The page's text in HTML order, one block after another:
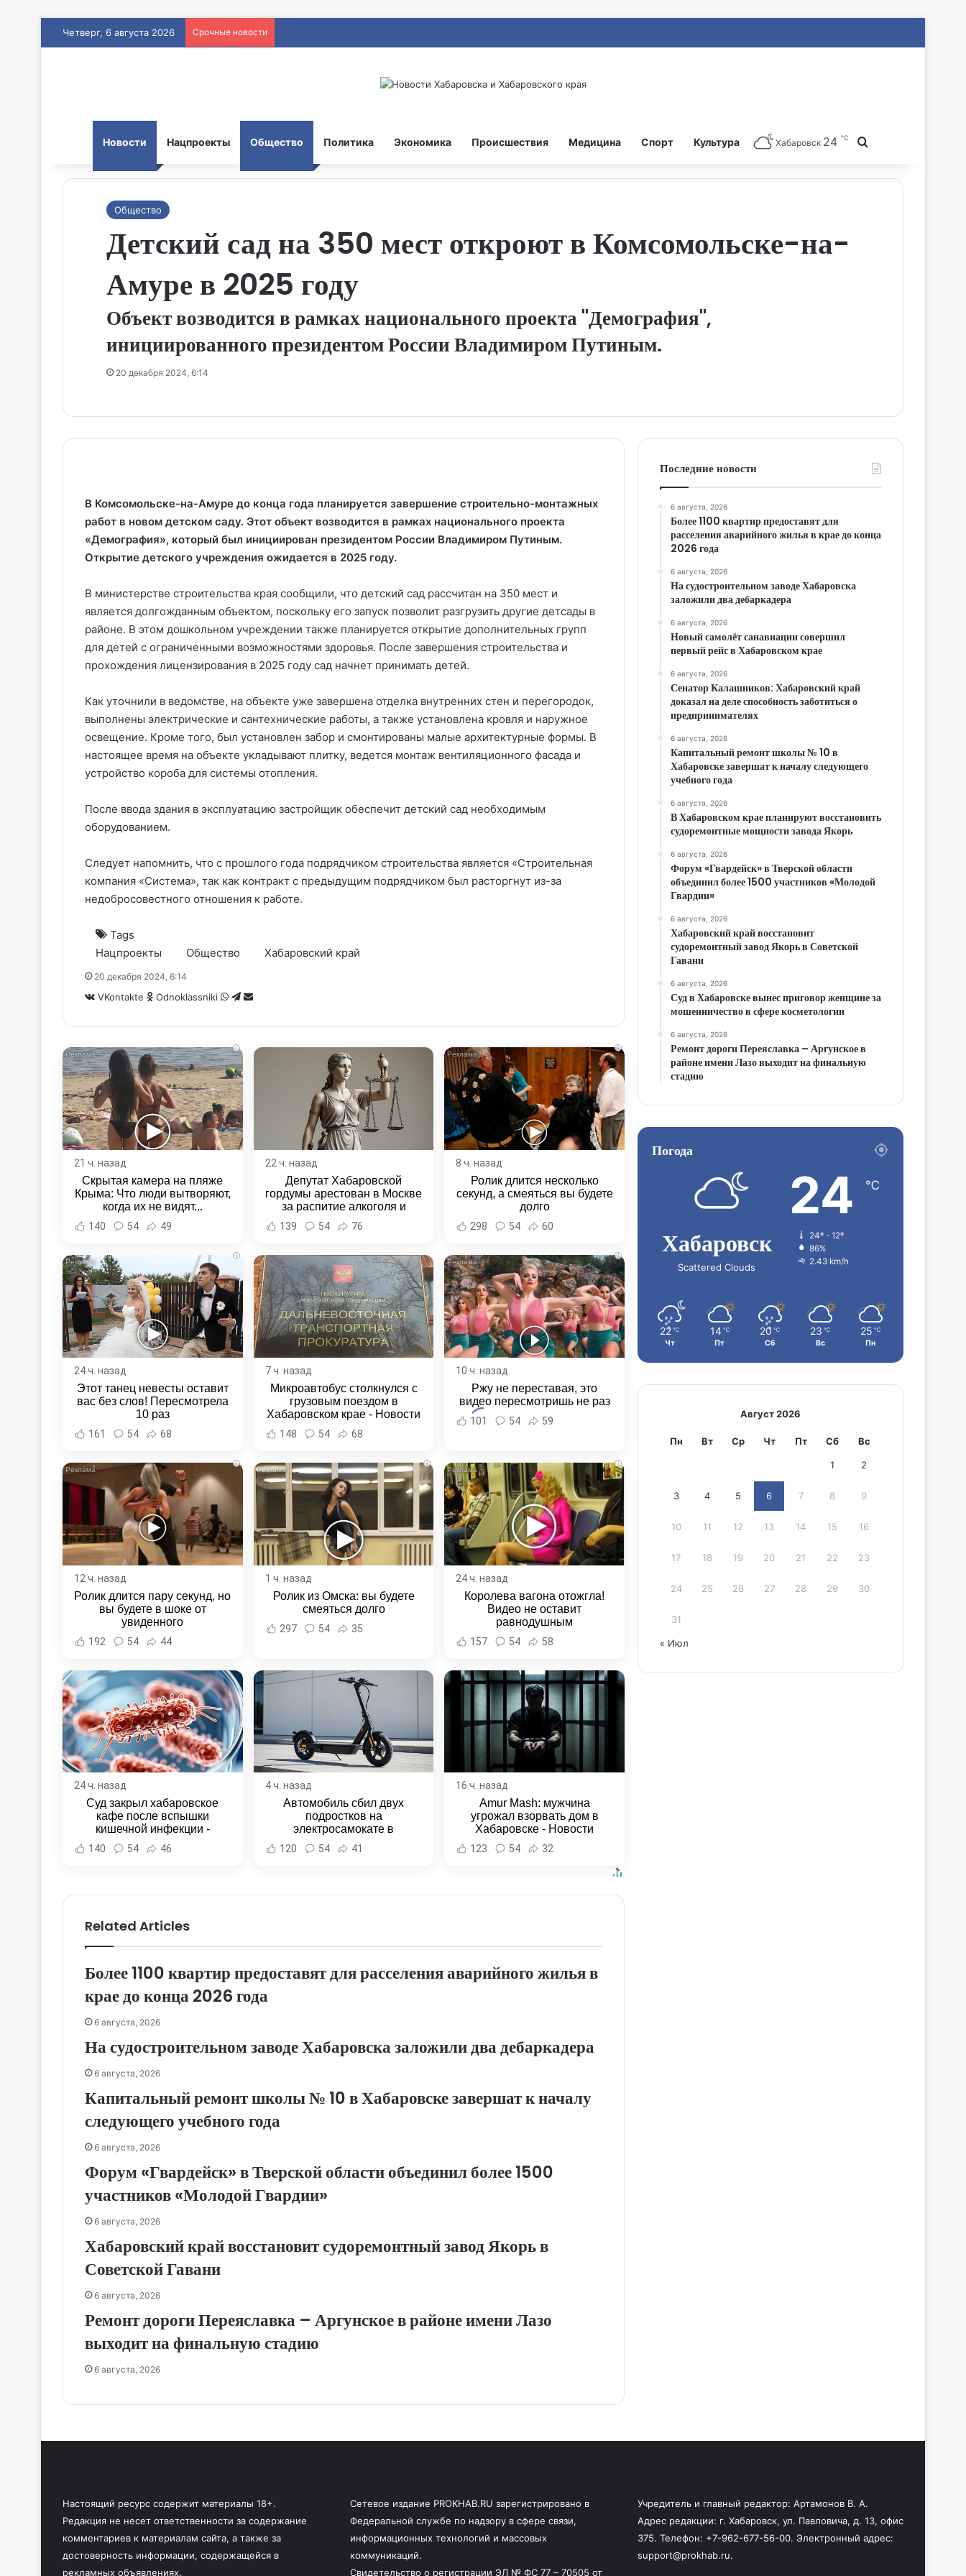
Четверг, 6 августа 2026 Срочные новости
Новости Нацпроекты Общество Политика Экономика Происшествия Медицина Спорт Культура Хабаровск 24 ℃
Общество
Детский сад на 350 мест откроют в Комсомольске-на-
Амуре в 2025 году
Объект возводится в рамках национального проекта "Демография",
инициированного президентом России Владимиром Путиным.
20 декабря 2024, 6:14
В Комсомольске-на-Амуре до конца года планируется завершение строительно-монтажных
работ в новом детском саду. Этот объект возводится в рамках национального проекта
«Демография», который был инициирован президентом России Владимиром Путиным.
Открытие детского учреждения ожидается в 2025 году.
В министерстве строительства края сообщили, что детский сад рассчитан на 350 мест и
является долгожданным объектом, поскольку его запуск позволит разгрузить другие детсады в
районе. В этом дошкольном учреждении также планируется открытие дополнительных групп
для детей с ограниченными возможностями здоровья. После завершения строительства и
прохождения лицензирования в 2025 году сад начнет принимать детей.
Как уточнили в ведомстве, на объекте уже завершена отделка внутренних стен и перегородок,
выполнены электрические и сантехнические работы, а также установлена кровля и наружное
освещение. Кроме того, был установлен забор и смонтированы малые архитектурные формы. В
настоящее время на объекте укладывают плитку, ведется монтаж вентиляционного фасада и
устройство короба для системы отопления.
После ввода здания в эксплуатацию застройщик обеспечит детский сад необходимым
оборудованием.
Следует напомнить, что с прошлого года подрядчиком строительства является «Строительная
компания «Система», так как контракт с предыдущим подрядчиком был расторгнут из-за
недобросовестного отношения к работе.
Tags
Нацпроекты
Общество Хабаровский край
20 декабря 2024, 6:14
VKontakte Odnoklassniki WhatsApp
Telegram
Share
Email
i
21 ч. назад
Скрытая камера на пляже
Крыма: Что люди вытворяют,
когда их не видят...
140 54 49
22 ч. назад
Депутат Хабаровской
гордумы арестован в Москве
за распитие алкоголя и
неповиновение полиции -
Новости Хабаровска и
139 54 76
i
8 ч. назад
Ролик длится несколько
секунд, а смеяться вы будете
долго
298 54 60
i
24 ч. назад
Этот танец невесты оставит
вас без слов! Пересмотрела
10 раз
161 54 68
7 ч. назад
Микроавтобус столкнулся с
грузовым поездом в
Хабаровском крае - Новости
Хабаровска и Хабаровского
края
148 54 68
i
10 ч. назад
Ржу не переставая, это
видео пересмотришь не раз
101 54 59
i
12 ч. назад
Ролик длится пару секунд, но
вы будете в шоке от
увиденного
192 54 44
i
1 ч. назад
Ролик из Омска: вы будете
смеяться долго
297 54 35
i
24 ч. назад
Королева вагона отожгла!
Видео не оставит
равнодушным
157 54 58
24 ч. назад
Суд закрыл хабаровское
кафе после вспышки
кишечной инфекции -
Новости Хабаровска и
Хабаровского края
140 54 46
4 ч. назад
Автомобиль сбил двух
подростков на
электросамокате в
Комсомольске-на-Амуре -
Новости Хабаровска и
120 54 41
16 ч. назад
Amur Mash: мужчина
угрожал взорвать дом в
Хабаровске - Новости
Хабаровска и Хабаровского
края
123 54 32
Related Articles
Более 1100 квартир предоставят для расселения аварийного жилья в
крае до конца 2026 года
6 августа, 2026
На судостроительном заводе Хабаровска заложили два дебаркадера
6 августа, 2026
Капитальный ремонт школы № 10 в Хабаровске завершат к началу
следующего учебного года
6 августа, 2026
Форум «Гвардейск» в Тверской области объединил более 1500
участников «Молодой Гвардии»
6 августа, 2026
Хабаровский край восстановит судоремонтный завод Якорь в
Советской Гавани
6 августа, 2026
Ремонт дороги Переяславка – Аргунское в районе имени Лазо
выходит на финальную стадию
6 августа, 2026
Последние новости
6 августа, 2026
Более 1100 квартир предоставят для
расселения аварийного жилья в крае до конца
2026 года
6 августа, 2026
На судостроительном заводе Хабаровска
заложили два дебаркадера
6 августа, 2026
Новый самолёт санавиации совершил
первый рейс в Хабаровском крае
6 августа, 2026
Сенатор Калашников: Хабаровский край
доказал на деле способность заботиться о
предпринимателях
6 августа, 2026
Капитальный ремонт школы № 10 в
Хабаровске завершат к началу следующего
учебного года
6 августа, 2026
В Хабаровском крае планируют восстановить
судоремонтные мощности завода Якорь
6 августа, 2026
Форум «Гвардейск» в Тверской области
объединил более 1500 участников «Молодой
Гвардии»
6 августа, 2026
Хабаровский край восстановит
судоремонтный завод Якорь в Советской
Гавани
6 августа, 2026
Суд в Хабаровске вынес приговор женщине за
мошенничество в сфере косметологии
6 августа, 2026
Ремонт дороги Переяславка – Аргунское в
районе имени Лазо выходит на финальную
стадию
Погода
Хабаровск
Scattered Clouds
24 ℃
24º - 12º
86%
2.43 km/h
22 ℃
Чт
14 ℃
Пт
20 ℃
Сб
23 ℃
Вс
25 ℃
Пн
Август 2026
Пн Вт Ср Чт Пт Сб Вс
1 2
3 4 5 6 7 8 9
10 11 12 13 14 15 16
17 18 19 20 21 22 23
24 25 26 27 28 29 30
31
« Июл
Настоящий ресурс содержит материалы 18+.
Редакция не несет ответственности за содержание
комментариев к материалам сайта, а также за
достоверность информации, содержащейся в
рекламных объявлениях.
Сетевое издание PROKHAB.RU зарегистрировано в
Федеральной службе по надзору в сфере связи,
информационных технологий и массовых
коммуникаций.
Свидетельство о регистрации ЭЛ № ФС 77 – 70505 от
Учредитель и главный редактор: Артамонов В. А.
Адрес редакции: г. Хабаровск, ул. Павловича, д. 13, офис
375. Телефон: +7-962-677-56-00. Электронный адрес:
support@prokhab.ru.